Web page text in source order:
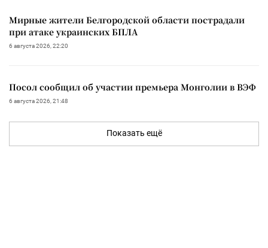
Мирные жители Белгородской области пострадали
при атаке украинских БПЛА
6 августа 2026, 22:20
Посол сообщил об участии премьера Монголии в ВЭФ
6 августа 2026, 21:48
Показать ещё